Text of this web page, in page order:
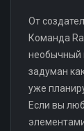
От
Команда
необычный
задуман
уже
Если вы